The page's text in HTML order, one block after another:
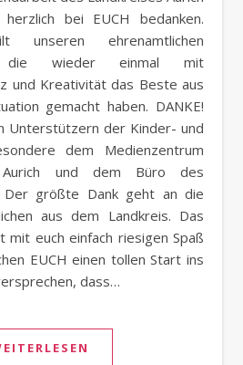
bei EUCH bedanken.
ehrenamtlichen
die wieder einmal mit
und Kreativität das Beste aus
gemacht haben. DANKE!
Unterstützern der Kinder- und
dem Medienzentrum
Aurich und dem Büro des
Der größte Dank geht an die
aus dem Landkreis. Das
mit euch einfach riesigen Spaß
EUCH einen tollen Start ins
dass…